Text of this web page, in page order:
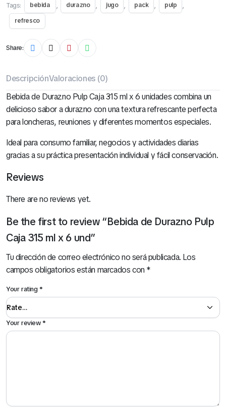
Tags: bebida , durazno , jugo , pack , pulp ,
refresco
Share:
DescripciónValoraciones (0)
Bebida de Durazno Pulp Caja 315 ml x 6 unidades combina un
delicioso sabor a durazno con una textura refrescante perfecta
para loncheras, reuniones y diferentes momentos especiales.
Ideal para consumo familiar, negocios y actividades diarias
gracias a su práctica presentación individual y fácil conservación.
Reviews
There are no reviews yet.
Be the first to review “Bebida de Durazno Pulp
Caja 315 ml x 6 und”
Tu dirección de correo electrónico no será publicada. Los
campos obligatorios están marcados con*
Your rating*
Your review*